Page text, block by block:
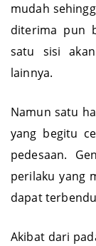
mudah
diterima pun
satu sisi
lainnya.
Namun satu
yang begitu
pedesaan.
perilaku yang
dapat
Akibat dari